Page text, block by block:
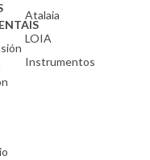
Atalaia
LOIA
Instrumentos